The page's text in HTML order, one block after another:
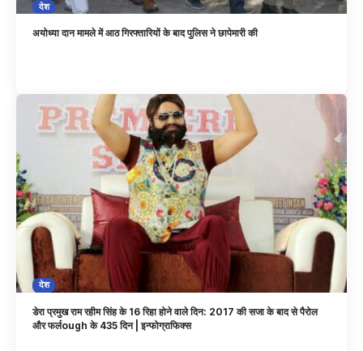
देश
अयोध्या दान मामले में आठ गिरफ्तारियों के बाद पुलिस ने छापेमारी की
देश
डेरा प्रमुख राम रहीम सिंह के 16 रिहा होने वाले दिन: 2017 की सजा के बाद से पैरोल
और फर्लough के 435 दिन | इन्फोग्राफिक्स